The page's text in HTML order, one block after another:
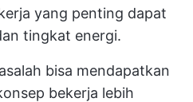
yang penting dapat
tingkat energi.
bisa mendapatkan
bekerja lebih